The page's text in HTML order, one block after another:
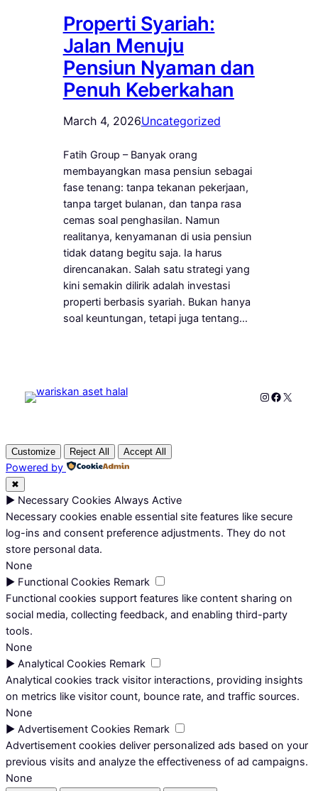
Properti Syariah:
Jalan Menuju
Pensiun Nyaman dan
Penuh Keberkahan
March 4, 2026Uncategorized
Fatih Group – Banyak orang
membayangkan masa pensiun sebagai
fase tenang: tanpa tekanan pekerjaan,
tanpa target bulanan, dan tanpa rasa
cemas soal penghasilan. Namun
realitanya, kenyamanan di usia pensiun
tidak datang begitu saja. Ia harus
direncanakan. Salah satu strategi yang
kini semakin dilirik adalah investasi
properti berbasis syariah. Bukan hanya
soal keuntungan, tetapi juga tentang…
Instagram
X
Customize Reject All Accept All
Powered by
✖
► Necessary Cookies Always Active
Necessary cookies enable essential site features like secure
log-ins and consent preference adjustments. They do not
store personal data.
None
► Functional Cookies Remark
Functional cookies support features like content sharing on
social media, collecting feedback, and enabling third-party
tools.
None
► Analytical Cookies Remark
Analytical cookies track visitor interactions, providing insights
on metrics like visitor count, bounce rate, and traffic sources.
None
► Advertisement Cookies Remark
Advertisement cookies deliver personalized ads based on your
previous visits and analyze the effectiveness of ad campaigns.
None